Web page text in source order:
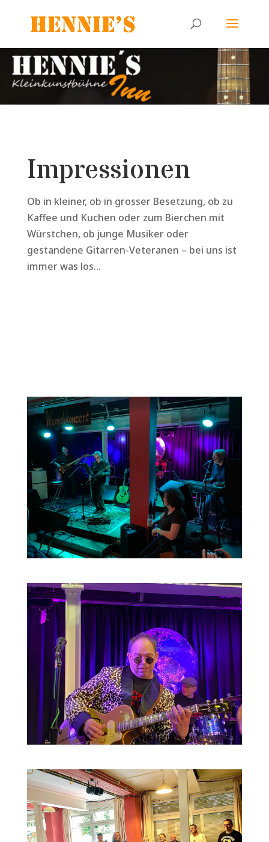
Impressionen
Ob in kleiner, ob in grosser Besetzung, ob zu
Kaffee und Kuchen oder zum Bierchen mit
Würstchen, ob junge Musiker oder
gestandene Gitarren-Veteranen – bei uns ist
immer was los…